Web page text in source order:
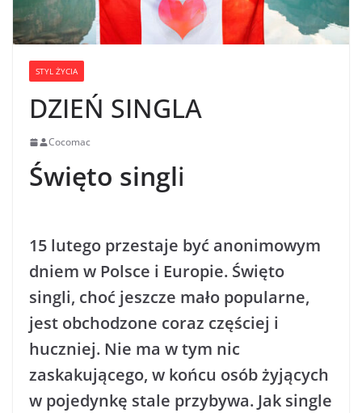
STYL ŻYCIA
DZIEŃ SINGLA
Cocomac
Święto singli
15 lutego przestaje być anonimowym
dniem w Polsce i Europie. Święto
singli, choć jeszcze mało popularne,
jest obchodzone coraz częściej i
huczniej. Nie ma w tym nic
zaskakującego, w końcu osób żyjących
w pojedynkę stale przybywa. Jak single